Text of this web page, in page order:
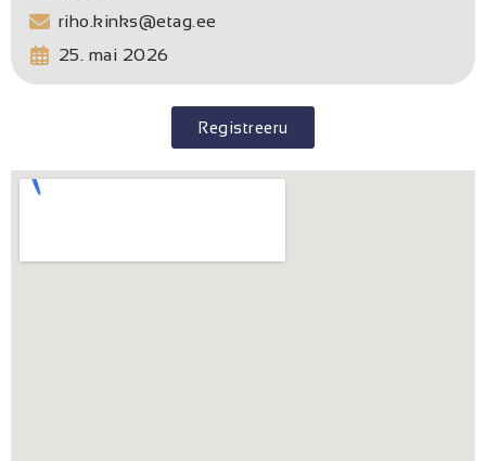
riho.kinks@etag.ee
25. mai 2026
Registreeru